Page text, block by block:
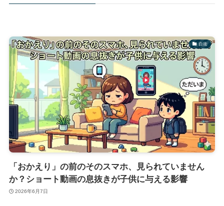
自衛
「おかえり」の前のそのスマホ、見られていません
か？ショート動画の息抜きが子供に与える影響
2026年6月7日